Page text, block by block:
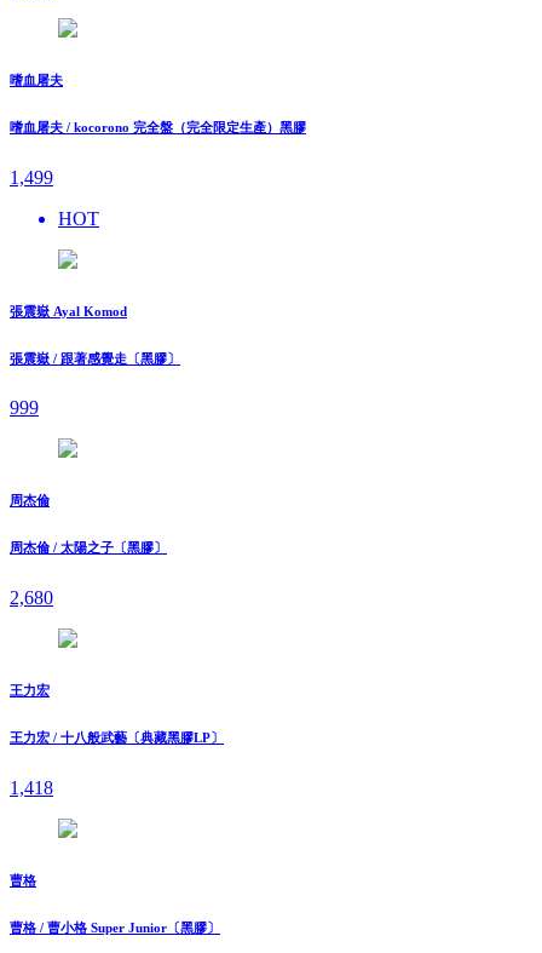
嗜血屠夫
嗜血屠夫 / kocorono 完全盤（完全限定生產）黑膠
1,499
HOT
張震嶽 Ayal Komod
張震嶽 / 跟著感覺走〔黑膠〕
999
周杰倫
周杰倫 / 太陽之子〔黑膠〕
2,680
王力宏
王力宏 / 十八般武藝〔典藏黑膠LP〕
1,418
曹格
曹格 / 曹小格 Super Junior〔黑膠〕